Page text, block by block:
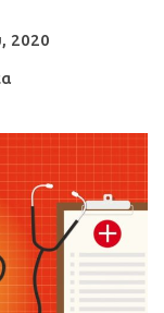
2020